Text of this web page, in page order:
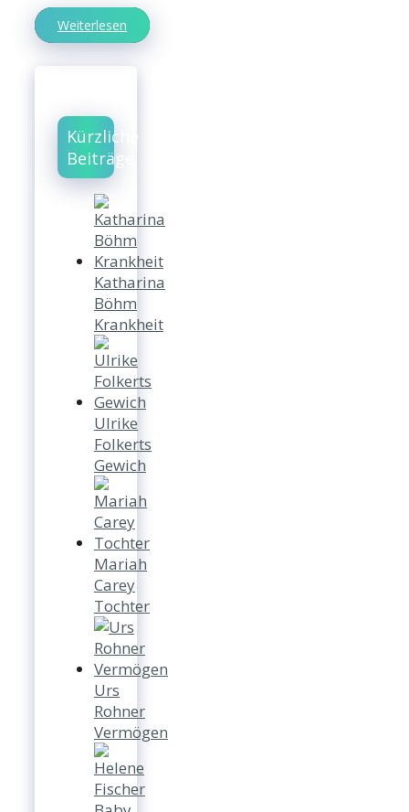
Weiterlesen
Kürzliche
Beiträge
Katharina
Böhm
Krankheit
Ulrike
Folkerts
Gewich
Mariah
Carey
Tochter
Urs
Rohner
Vermögen